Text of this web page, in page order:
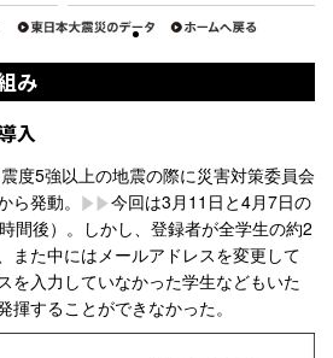
み
入
度5強以上の地震の際に災害対策委員会
発動。
今回は3月11日と4月7日の
間後）。しかし、登録者が全学生の約2
また中にはメールアドレスを変更して
を入力していなかった学生などもいた
揮することができなかった。